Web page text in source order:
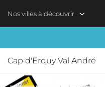
Nos villes à découvrir
Cap d'Erquy Val André